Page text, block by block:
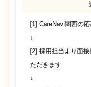
[1] CareNavi関西の
↓
[2] 採用担当より面
ただきます
↓